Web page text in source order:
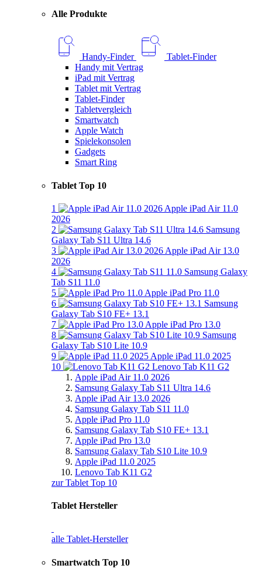
Alle Produkte
Handy-Finder
Tablet-Finder
Handy mit Vertrag
iPad mit Vertrag
Tablet mit Vertrag
Tablet-Finder
Tabletvergleich
Smartwatch
Apple Watch
Spielekonsolen
Gadgets
Smart Ring
Tablet Top 10
1
Apple iPad Air 11.0
2026
2
Samsung
Galaxy Tab S11 Ultra 14.6
3
Apple iPad Air 13.0
2026
4
Samsung Galaxy
Tab S11 11.0
5
Apple iPad Pro 11.0
6
Samsung
Galaxy Tab S10 FE+ 13.1
7
Apple iPad Pro 13.0
8
Samsung
Galaxy Tab S10 Lite 10.9
9
Apple iPad 11.0 2025
10
Lenovo Tab K11 G2
Apple iPad Air 11.0 2026
Samsung Galaxy Tab S11 Ultra 14.6
Apple iPad Air 13.0 2026
Samsung Galaxy Tab S11 11.0
Apple iPad Pro 11.0
Samsung Galaxy Tab S10 FE+ 13.1
Apple iPad Pro 13.0
Samsung Galaxy Tab S10 Lite 10.9
Apple iPad 11.0 2025
Lenovo Tab K11 G2
zur Tablet Top 10
Tablet Hersteller
alle Tablet-Hersteller
Smartwatch Top 10